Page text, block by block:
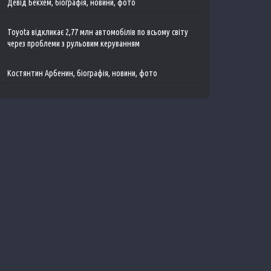
Девід Бекхем, біографія, новини, фото
Toyota відкликає 2,77 млн ​​автомобілів по всьому світу
через проблеми з рульовим керуванням
Костянтин Арбенин, біографія, новини, фото